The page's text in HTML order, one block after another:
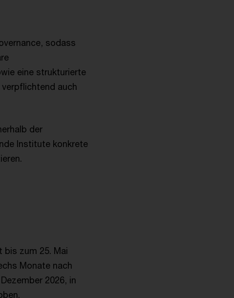
sodass
eine strukturierte
auch
der
Institute konkrete
zum 25. Mai
Monate nach
2026, in